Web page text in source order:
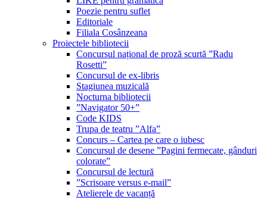
Poezie pentru suflet
Editoriale
Filiala Cosânzeana
Proiectele bibliotecii
Concursul național de proză scurtă ”Radu
Rosetti”
Concursul de ex-libris
Stagiunea muzicală
Nocturna bibliotecii
”Navigator 50+”
Code KIDS
Trupa de teatru ”Alfa”
Concurs – Cartea pe care o iubesc
Concursul de desene ”Pagini fermecate, gânduri
colorate”
Concursul de lectură
”Scrisoare versus e-mail”
Atelierele de vacanță